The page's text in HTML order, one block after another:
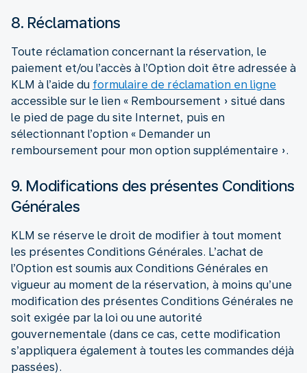
8. Réclamations
Toute réclamation concernant la réservation, le
paiement et/ou l’accès à l’Option doit être adressée à
KLM à l’aide du formulaire de réclamation en ligne
accessible sur le lien « Remboursement » situé dans
le pied de page du site Internet, puis en
sélectionnant l’option « Demander un
remboursement pour mon option supplémentaire ».
9. Modifications des présentes Conditions
Générales
KLM se réserve le droit de modifier à tout moment
les présentes Conditions Générales. L’achat de
l’Option est soumis aux Conditions Générales en
vigueur au moment de la réservation, à moins qu’une
modification des présentes Conditions Générales ne
soit exigée par la loi ou une autorité
gouvernementale (dans ce cas, cette modification
s’appliquera également à toutes les commandes déjà
passées).